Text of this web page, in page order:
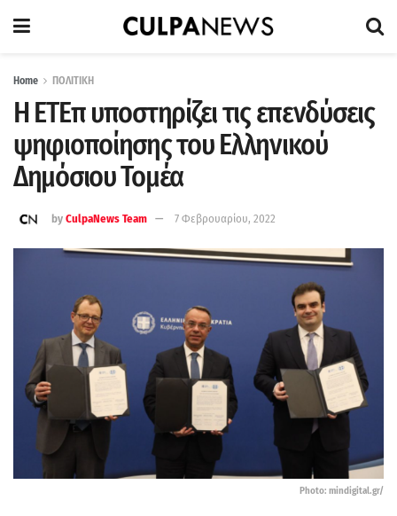
Home ΠΟΛΙΤΙΚΗ
Η ΕΤΕπ υποστηρίζει τις επενδύσεις
ψηφιοποίησης του Ελληνικού
Δημόσιου Τομέα
by CulpaNews Team 7 Φεβρουαρίου, 2022
Photo: mindigital.gr/